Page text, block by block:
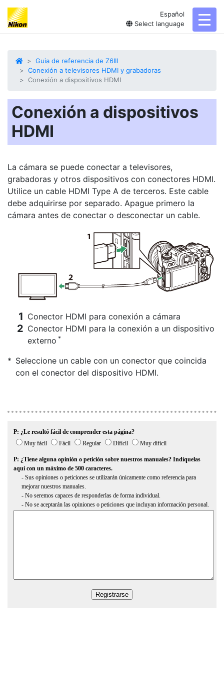
Español
Select language
Guia de referencia de Z6III
Conexión a televisores HDMI y grabadoras
Conexión a dispositivos HDMI
Conexión a dispositivos
HDMI
La cámara se puede conectar a televisores,
grabadoras y otros dispositivos con conectores HDMI.
Utilice un cable HDMI Type A de terceros. Este cable
debe adquirirse por separado. Apague primero la
cámara antes de conectar o desconectar un cable.
Conector HDMI para conexión a cámara
Conector HDMI para la conexión a un dispositivo
externo *
Seleccione un cable con un conector que coincida
con el conector del dispositivo HDMI.